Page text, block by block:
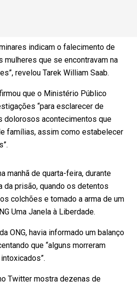
indicam o falecimento de
mulheres que se encontravam na
revelou Tarek William Saab.
que o Ministério Público
“para esclarecer de
dolorosos acontecimentos que
famílias, assim como estabelecer
manhã de quarta-feira, durante
da prisão, quando os detentos
colchões e tomado a arma de um
Uma Janela à Liberdade.
ONG, havia informado um balanço
que “alguns morreram
Twitter mostra dezenas de